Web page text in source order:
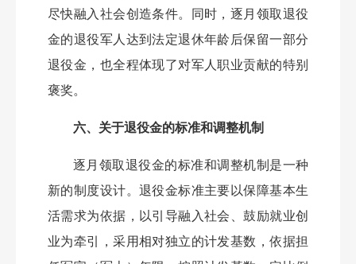
尽快融入社会创造条件。同时，逐月领取退役
金的退役军人达到法定退休年龄后保留一部分
退役金，也全程体现了对军人职业贡献的特别
褒奖。
六、关于退役金的标准和调整机制
逐月领取退役金的标准和调整机制是一种
新的制度设计。退役金标准主要以保障基本生
活需求为依据，以引导融入社会、鼓励就业创
业为牵引，采用相对独立的计发基数，依据担